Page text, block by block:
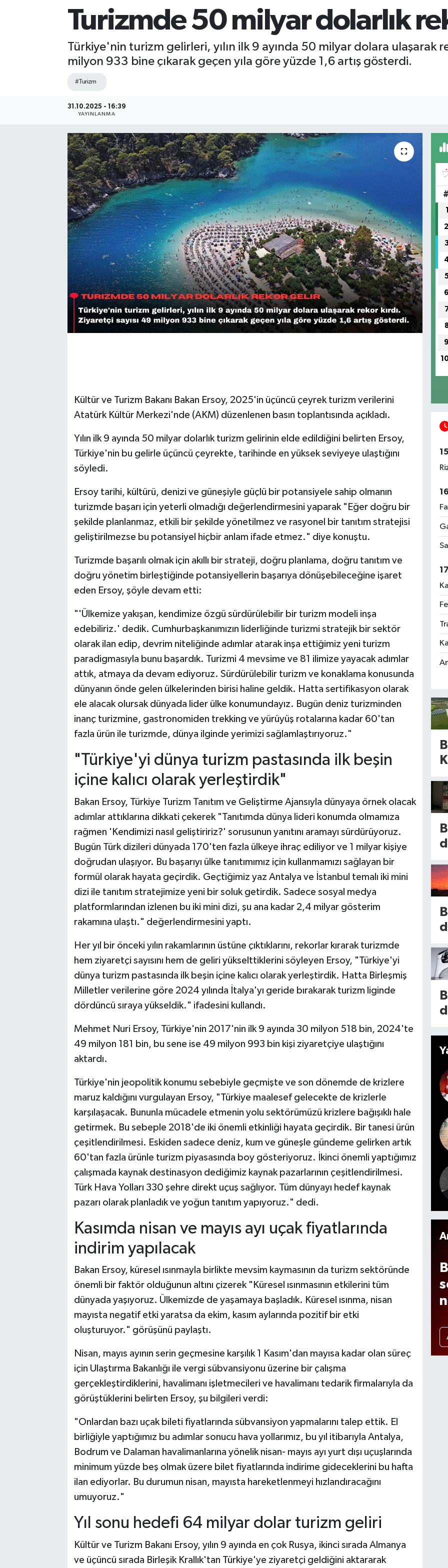
Turizmde 50 milyar dolarlık
Türkiye'nin turizm gelirleri, yılın ilk 9 ayında 50 milyar dolara ulaşarak
milyon 933 bine çıkarak geçen yıla göre yüzde 1,6 artış gösterdi.
#Turizm
31.10.2025 - 16:39
YAYINLANMA
Kültür ve Turizm Bakanı Bakan Ersoy, 2025'in üçüncü çeyrek turizm verilerini
Atatürk Kültür Merkezi'nde (AKM) düzenlenen basın toplantısında açıkladı.
Yılın ilk 9 ayında 50 milyar dolarlık turizm gelirinin elde edildiğini belirten Ersoy,
Türkiye'nin bu gelirle üçüncü çeyrekte, tarihinde en yüksek seviyeye ulaştığını
söyledi.
Ersoy tarihi, kültürü, denizi ve güneşiyle güçlü bir potansiyele sahip olmanın
turizmde başarı için yeterli olmadığı değerlendirmesini yaparak "Eğer doğru bir
şekilde planlanmaz, etkili bir şekilde yönetilmez ve rasyonel bir tanıtım stratejisi
geliştirilmezse bu potansiyel hiçbir anlam ifade etmez." diye konuştu.
Turizmde başarılı olmak için akıllı bir strateji, doğru planlama, doğru tanıtım ve
doğru yönetim birleştiğinde potansiyellerin başarıya dönüşebileceğine işaret
eden Ersoy, şöyle devam etti:
"'Ülkemize yakışan, kendimize özgü sürdürülebilir bir turizm modeli inşa
edebiliriz.' dedik. Cumhurbaşkanımızın liderliğinde turizmi stratejik bir sektör
olarak ilan edip, devrim niteliğinde adımlar atarak inşa ettiğimiz yeni turizm
paradigmasıyla bunu başardık. Turizmi 4 mevsime ve 81 ilimize yayacak adımlar
attık, atmaya da devam ediyoruz. Sürdürülebilir turizm ve konaklama konusunda
dünyanın önde gelen ülkelerinden birisi haline geldik. Hatta sertifikasyon olarak
ele alacak olursak dünyada lider ülke konumundayız. Bugün deniz turizminden
inanç turizmine, gastronomiden trekking ve yürüyüş rotalarına kadar 60'tan
fazla ürün ile turizmde, dünya ilginde yerimizi sağlamlaştırıyoruz."
"Türkiye'yi dünya turizm pastasında ilk beşin
içine kalıcı olarak yerleştirdik"
Bakan Ersoy, Türkiye Turizm Tanıtım ve Geliştirme Ajansıyla dünyaya örnek olacak
adımlar attıklarına dikkati çekerek "Tanıtımda dünya lideri konumda olmamıza
rağmen 'Kendimizi nasıl geliştiririz?' sorusunun yanıtını aramayı sürdürüyoruz.
Bugün Türk dizileri dünyada 170'ten fazla ülkeye ihraç ediliyor ve 1 milyar kişiye
doğrudan ulaşıyor. Bu başarıyı ülke tanıtımımız için kullanmamızı sağlayan bir
formül olarak hayata geçirdik. Geçtiğimiz yaz Antalya ve İstanbul temalı iki mini
dizi ile tanıtım stratejimize yeni bir soluk getirdik. Sadece sosyal medya
platformlarından izlenen bu iki mini dizi, şu ana kadar 2,4 milyar gösterim
rakamına ulaştı." değerlendirmesini yaptı.
Her yıl bir önceki yılın rakamlarının üstüne çıktıklarını, rekorlar kırarak turizmde
hem ziyaretçi sayısını hem de geliri yükselttiklerini söyleyen Ersoy, "Türkiye'yi
dünya turizm pastasında ilk beşin içine kalıcı olarak yerleştirdik. Hatta Birleşmiş
Milletler verilerine göre 2024 yılında İtalya'yı geride bırakarak turizm liginde
dördüncü sıraya yükseldik." ifadesini kullandı.
Mehmet Nuri Ersoy, Türkiye'nin 2017'nin ilk 9 ayında 30 milyon 518 bin, 2024'te
49 milyon 181 bin, bu sene ise 49 milyon 993 bin kişi ziyaretçiye ulaştığını
aktardı.
Türkiye'nin jeopolitik konumu sebebiyle geçmişte ve son dönemde de krizlere
maruz kaldığını vurgulayan Ersoy, "Türkiye maalesef gelecekte de krizlerle
karşılaşacak. Bununla mücadele etmenin yolu sektörümüzü krizlere bağışıklı hale
getirmek. Bu sebeple 2018'de iki önemli etkinliği hayata geçirdik. Bir tanesi ürün
çeşitlendirilmesi. Eskiden sadece deniz, kum ve güneşle gündeme gelirken artık
60'tan fazla ürünle turizm piyasasında boy gösteriyoruz. İkinci önemli yaptığımız
çalışmada kaynak destinasyon dediğimiz kaynak pazarlarının çeşitlendirilmesi.
Türk Hava Yolları 330 şehre direkt uçuş sağlıyor. Tüm dünyayı hedef kaynak
pazarı olarak planladık ve yoğun tanıtım yapıyoruz." dedi.
Kasımda nisan ve mayıs ayı uçak fiyatlarında
indirim yapılacak
Bakan Ersoy, küresel ısınmayla birlikte mevsim kaymasının da turizm sektöründe
önemli bir faktör olduğunun altını çizerek "Küresel ısınmasının etkilerini tüm
dünyada yaşıyoruz. Ülkemizde de yaşamaya başladık. Küresel ısınma, nisan
mayısta negatif etki yaratsa da ekim, kasım aylarında pozitif bir etki
oluşturuyor." görüşünü paylaştı.
Nisan, mayıs ayının serin geçmesine karşılık 1 Kasım'dan mayısa kadar olan süreç
için Ulaştırma Bakanlığı ile vergi sübvansiyonu üzerine bir çalışma
gerçekleştirdiklerini, havalimanı işletmecileri ve havalimanı tedarik firmalarıyla da
görüştüklerini belirten Ersoy, şu bilgileri verdi:
"Onlardan bazı uçak bileti fiyatlarında sübvansiyon yapmalarını talep ettik. El
birliğiyle yaptığımız bu adımlar sonucu hava yollarımız, bu yıl itibarıyla Antalya,
Bodrum ve Dalaman havalimanlarına yönelik nisan- mayıs ayı yurt dışı uçuşlarında
minimum yüzde beş olmak üzere bilet fiyatlarında indirime gideceklerini bu hafta
ilan ediyorlar. Bu durumun nisan, mayısta hareketlenmeyi hızlandıracağını
umuyoruz."
Yıl sonu hedefi 64 milyar dolar turizm geliri
Kültür ve Turizm Bakanı Ersoy, yılın 9 ayında en çok Rusya, ikinci sırada Almanya
ve üçüncü sırada Birleşik Krallık'tan Türkiye'ye ziyaretçi geldiğini aktararak
#
1
2
6
9
n
n
e